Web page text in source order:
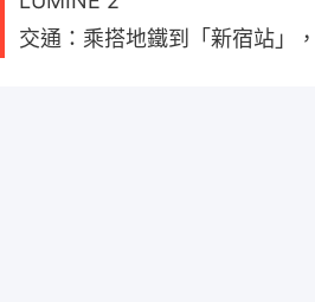
交通：乘搭地鐵到「新宿站」